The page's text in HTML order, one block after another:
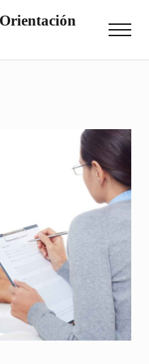
Menu